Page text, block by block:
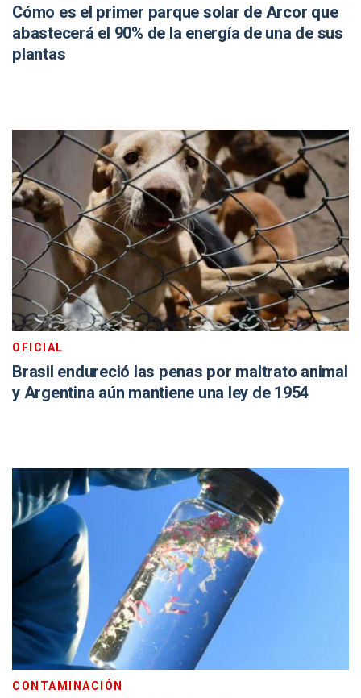
Cómo es el primer parque solar de Arcor que
abastecerá el 90% de la energía de una de sus
plantas
OFICIAL
Brasil endureció las penas por maltrato animal
y Argentina aún mantiene una ley de 1954
CONTAMINACIÓN